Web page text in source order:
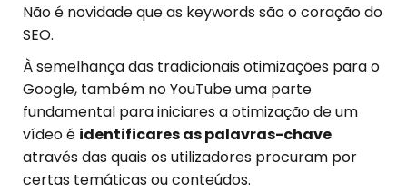
Não é novidade que as keywords são o coração do
SEO.
À semelhança das tradicionais otimizações para o
Google, também no YouTube uma parte
fundamental para iniciares a otimização de um
vídeo é identificares as palavras-chave
através das quais os utilizadores procuram por
certas temáticas ou conteúdos.